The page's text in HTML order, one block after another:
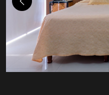
Previous